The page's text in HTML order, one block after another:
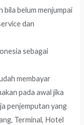
belum menjumpai
dan
sebagai
membayar
pada awal jika
penjemputan yang
Terminal, Hotel